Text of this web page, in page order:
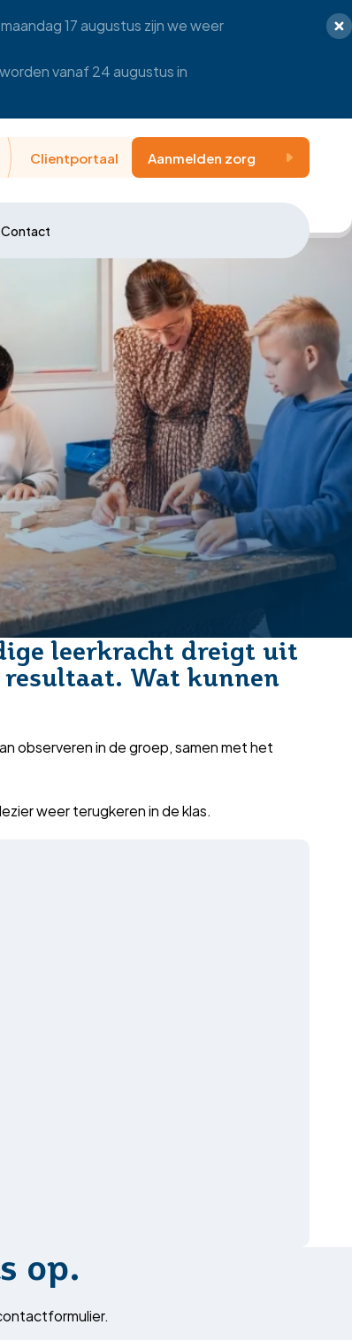
17 augustus zijn we weer
vanaf 24 augustus in
Clientportaal Aanmelden zorg
Contact
leerkracht dreigt uit
Wat kunnen
observeren in de groep, samen met het
weer terugkeren in de klas.
op.